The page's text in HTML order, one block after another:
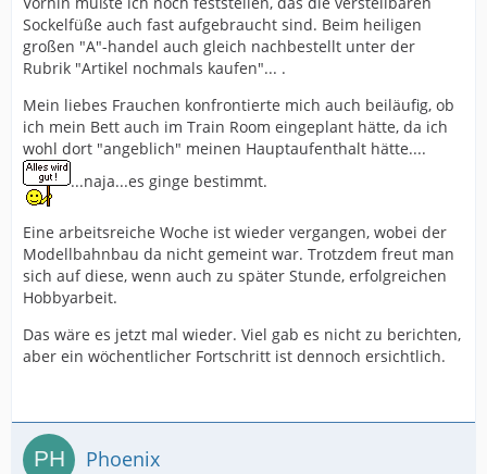
Sockelfüße auch fast aufgebraucht sind. Beim heiligen
großen "A"-handel auch gleich nachbestellt unter der
Rubrik "Artikel nochmals kaufen"... .
Mein liebes Frauchen konfrontierte mich auch beiläufig, ob
ich mein Bett auch im Train Room eingeplant hätte, da ich
wohl dort "angeblich" meinen Hauptaufenthalt hätte....
...naja...es ginge bestimmt.
Eine arbeitsreiche Woche ist wieder vergangen, wobei der
Modellbahnbau da nicht gemeint war. Trotzdem freut man
sich auf diese, wenn auch zu später Stunde, erfolgreichen
Hobbyarbeit.
Das wäre es jetzt mal wieder. Viel gab es nicht zu berichten,
aber ein wöchentlicher Fortschritt ist dennoch ersichtlich.
Phoenix